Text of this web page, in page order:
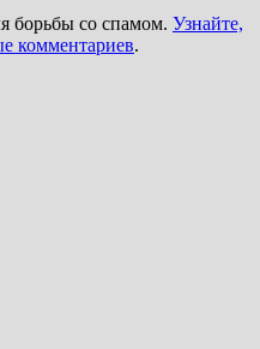
борьбы со спамом. Узнайте,
комментариев.